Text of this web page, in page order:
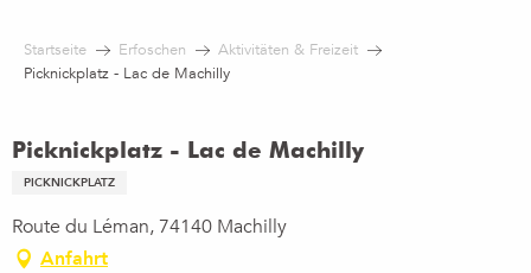
contenu
Startseite Erfoschen
Aktivitäten & Freizeit
Picknickplatz - Lac de Machilly
Picknickplatz - Lac de Machilly
PICKNICKPLATZ
Route du Léman, 74140 Machilly
Anfahrt